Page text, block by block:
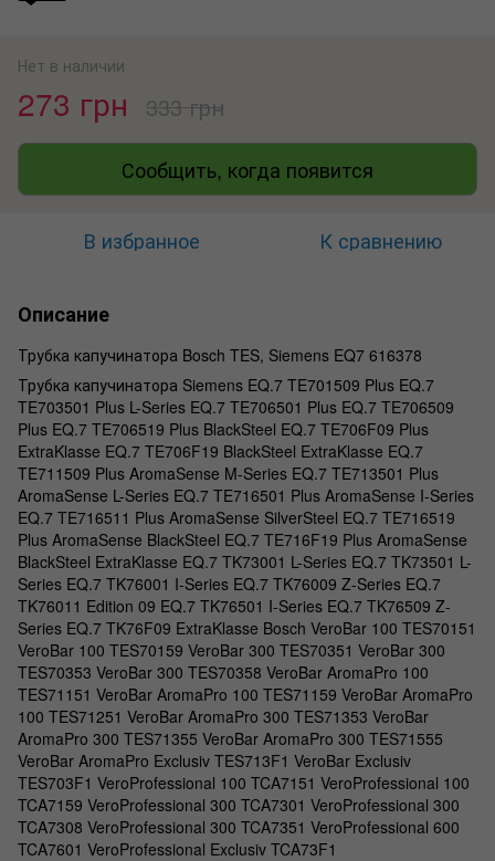
Нет в наличии
273 грн 333 грн
Сообщить, когда появится
В избранное К сравнению
Описание
Трубка капучинатора Bosch TES, Siemens EQ7 616378
Трубка капучинатора Siemens EQ.7 TE701509 Plus EQ.7
TE703501 Plus L-Series EQ.7 TE706501 Plus EQ.7 TE706509
Plus EQ.7 TE706519 Plus BlackSteel EQ.7 TE706F09 Plus
ExtraKlasse EQ.7 TE706F19 BlackSteel ExtraKlasse EQ.7
TE711509 Plus AromaSense M-Series EQ.7 TE713501 Plus
AromaSense L-Series EQ.7 TE716501 Plus AromaSense I-Series
EQ.7 TE716511 Plus AromaSense SilverSteel EQ.7 TE716519
Plus AromaSense BlackSteel EQ.7 TE716F19 Plus AromaSense
BlackSteel ExtraKlasse EQ.7 TK73001 L-Series EQ.7 TK73501 L-
Series EQ.7 TK76001 I-Series EQ.7 TK76009 Z-Series EQ.7
TK76011 Edition 09 EQ.7 TK76501 I-Series EQ.7 TK76509 Z-
Series EQ.7 TK76F09 ExtraKlasse Bosch VeroBar 100 TES70151
VeroBar 100 TES70159 VeroBar 300 TES70351 VeroBar 300
TES70353 VeroBar 300 TES70358 VeroBar AromaPro 100
TES71151 VeroBar AromaPro 100 TES71159 VeroBar AromaPro
100 TES71251 VeroBar AromaPro 300 TES71353 VeroBar
AromaPro 300 TES71355 VeroBar AromaPro 300 TES71555
VeroBar AromaPro Exclusiv TES713F1 VeroBar Exclusiv
TES703F1 VeroProfessional 100 TCA7151 VeroProfessional 100
TCA7159 VeroProfessional 300 TCA7301 VeroProfessional 300
TCA7308 VeroProfessional 300 TCA7351 VeroProfessional 600
TCA7601 VeroProfessional Exclusiv TCA73F1